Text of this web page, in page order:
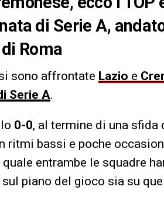
di Serie A,
Roma
sono affrontate Lazio e
Serie A.
0-0, al termine di una
ritmi bassi e poche
entrambe le squadre
piano del gioco sia su